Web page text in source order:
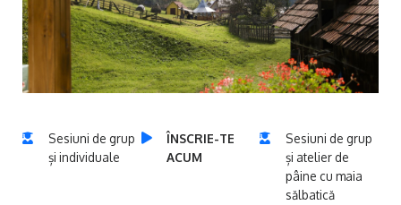
Sesiuni de grup
și individuale
ÎNSCRIE-TE
ACUM
Sesiuni de grup
și atelier de
pâine cu maia
sălbatică